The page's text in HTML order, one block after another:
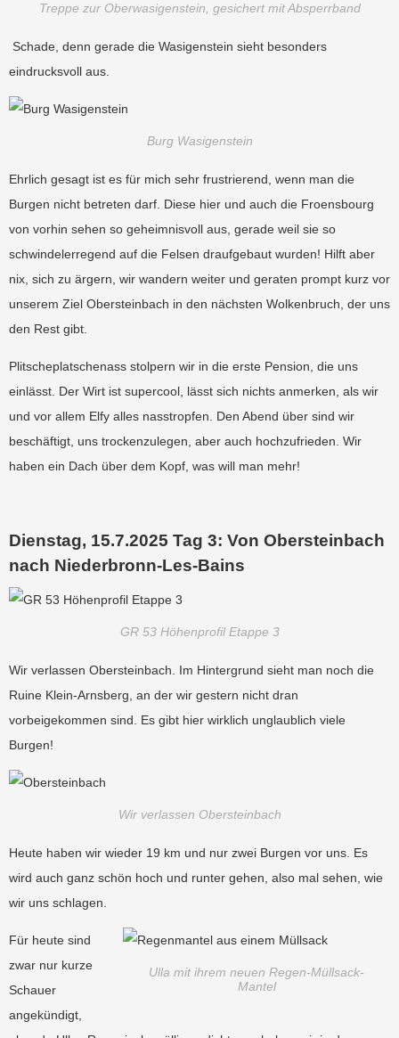
Treppe zur Oberwasigenstein, gesichert mit Absperrband
Schade, denn gerade die Wasigenstein sieht besonders
eindrucksvoll aus.
Burg Wasigenstein
Ehrlich gesagt ist es für mich sehr frustrierend, wenn man die
Burgen nicht betreten darf. Diese hier und auch die Froensbourg
von vorhin sehen so geheimnisvoll aus, gerade weil sie so
schwindelerregend auf die Felsen draufgebaut wurden! Hilft aber
nix, sich zu ärgern, wir wandern weiter und geraten prompt kurz vor
unserem Ziel Obersteinbach in den nächsten Wolkenbruch, der uns
den Rest gibt.
Plitscheplatschenass stolpern wir in die erste Pension, die uns
einlässt. Der Wirt ist supercool, lässt sich nichts anmerken, als wir
und vor allem Elfy alles nasstropfen. Den Abend über sind wir
beschäftigt, uns trockenzulegen, aber auch hochzufrieden. Wir
haben ein Dach über dem Kopf, was will man mehr!
Dienstag, 15.7.2025 Tag 3: Von Obersteinbach
nach Niederbronn-Les-Bains
GR 53 Höhenprofil Etappe 3
Wir verlassen Obersteinbach. Im Hintergrund sieht man noch die
Ruine Klein-Arnsberg, an der wir gestern nicht dran
vorbeigekommen sind. Es gibt hier wirklich unglaublich viele
Burgen!
Wir verlassen Obersteinbach
Heute haben wir wieder 19 km und nur zwei Burgen vor uns. Es
wird auch ganz schön hoch und runter gehen, also mal sehen, wie
wir uns schlagen.
Ulla mit ihrem neuen Regen-Müllsack-
Mantel
Für heute sind
zwar nur kurze
Schauer
angekündigt,